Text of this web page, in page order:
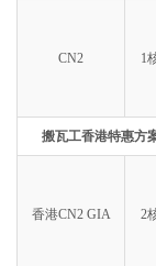
CN2 1
搬瓦工香港特惠方
香港CN2 GIA 2